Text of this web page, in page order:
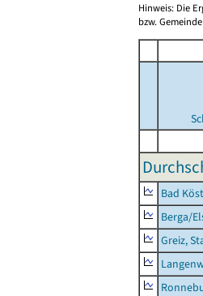
Hinweis: Die
bzw.
Bad
Berga/
Greiz,